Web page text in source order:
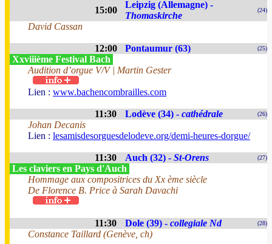
15:00
Leipzig (Allemagne) -
Thomaskirche
(24)
David Cassan
12:00 Pontaumur (63) (25)
Xxviiième Festival Bach
Audition d’orgue V/V | Martin Gester
Lien : www.bachencombrailles.com
11:30 Lodève (34) - cathédrale (26)
Johan Decanis
Lien : lesamisdesorguesdelodeve.org/demi-heures-dorgue/
11:30 Auch (32) - St-Orens (27)
Les claviers en Pays d'Auch
Hommage aux compositrices du Xx ème siècle
De Florence B. Price à Sarah Davachi
11:30 Dole (39) - collegiale Nd (28)
Constance Taillard (Genève, ch)